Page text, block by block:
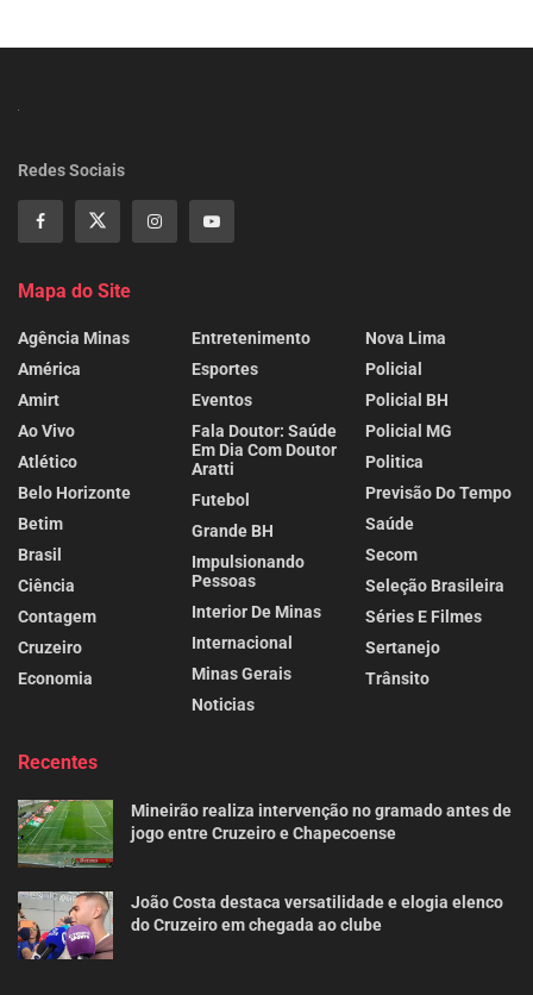
Redes Sociais
Mapa do Site
Agência Minas
América
Amirt
Ao Vivo
Atlético
Belo Horizonte
Betim
Brasil
Ciência
Contagem
Cruzeiro
Economia
Entretenimento
Esportes
Eventos
Fala Doutor: Saúde
Em Dia Com Doutor
Aratti
Futebol
Grande BH
Impulsionando
Pessoas
Interior De Minas
Internacional
Minas Gerais
Noticias
Nova Lima
Policial
Policial BH
Policial MG
Politica
Previsão Do Tempo
Saúde
Secom
Seleção Brasileira
Séries E Filmes
Sertanejo
Trânsito
Recentes
Mineirão realiza intervenção no gramado antes de
jogo entre Cruzeiro e Chapecoense
João Costa destaca versatilidade e elogia elenco
do Cruzeiro em chegada ao clube